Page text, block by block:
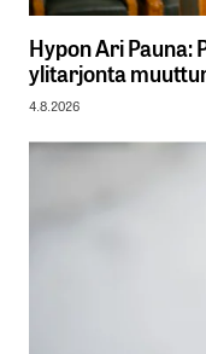
Hypon Ari Pauna:
ylitarjonta
4.8.2026